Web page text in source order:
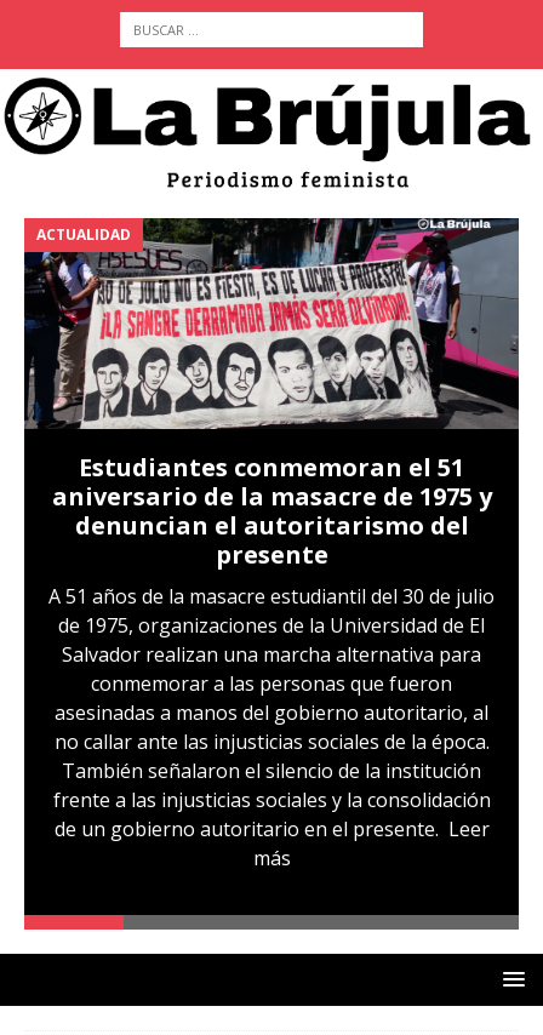
ACTUALIDAD
Estudiantes conmemoran el 51
aniversario de la masacre de 1975 y
denuncian el autoritarismo del
presente
A 51 años de la masacre estudiantil del 30 de julio
de 1975, organizaciones de la Universidad de El
Salvador realizan una marcha alternativa para
conmemorar a las personas que fueron
asesinadas a manos del gobierno autoritario, al
no callar ante las injusticias sociales de la época.
También señalaron el silencio de la institución
frente a las injusticias sociales y la consolidación
de un gobierno autoritario en el presente. Leer
más